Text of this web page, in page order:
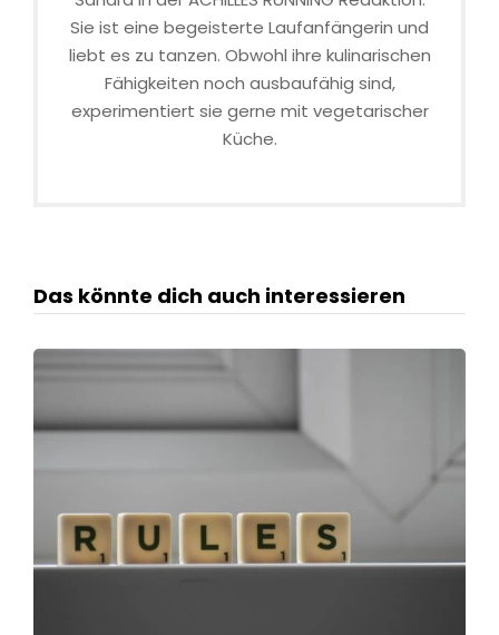
Sie ist eine begeisterte Laufanfängerin und
liebt es zu tanzen. Obwohl ihre kulinarischen
Fähigkeiten noch ausbaufähig sind,
experimentiert sie gerne mit vegetarischer
Küche.
Das könnte dich auch interessieren